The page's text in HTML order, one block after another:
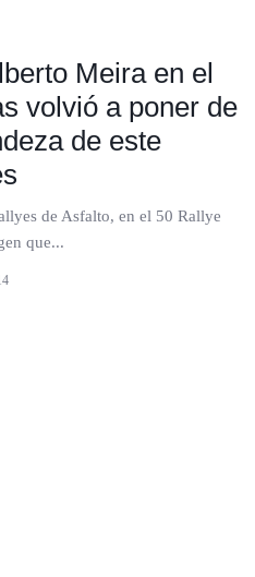
Meira en el
volvió a poner de
de este
de Asfalto, en el 50 Rallye
que...